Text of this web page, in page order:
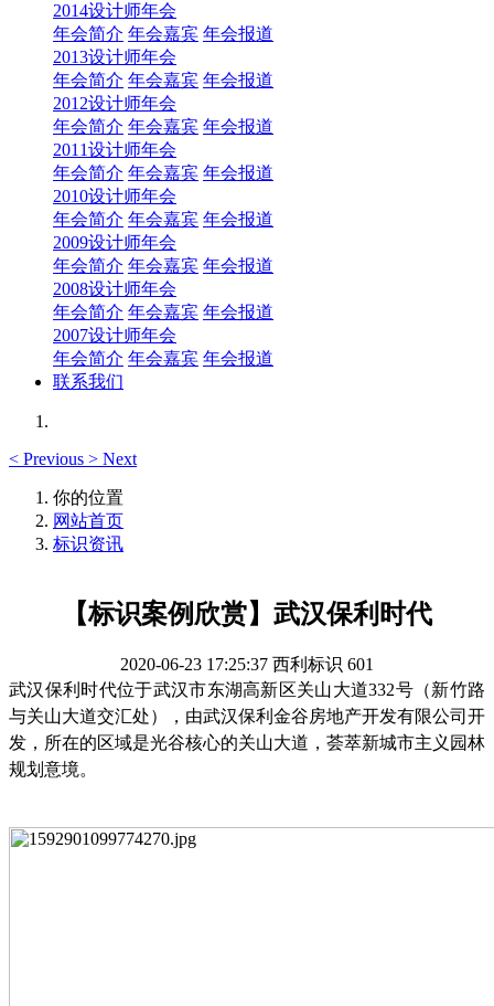
2014设计师年会
年会简介 年会嘉宾 年会报道
2013设计师年会
年会简介 年会嘉宾 年会报道
2012设计师年会
年会简介 年会嘉宾 年会报道
2011设计师年会
年会简介 年会嘉宾 年会报道
2010设计师年会
年会简介 年会嘉宾 年会报道
2009设计师年会
年会简介 年会嘉宾 年会报道
2008设计师年会
年会简介 年会嘉宾 年会报道
2007设计师年会
年会简介 年会嘉宾 年会报道
联系我们
< Previous > Next
你的位置
网站首页
标识资讯
【标识案例欣赏】武汉保利时代
2020-06-23 17:25:37 西利标识 601
武汉保利时代位于武汉市东湖高新区关山大道332号（新竹路
与关山大道交汇处），由武汉保利金谷房地产开发有限公司开
发，所在的区域是光谷核心的关山大道，荟萃新城市主义园林
规划意境。